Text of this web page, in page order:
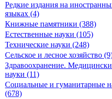
Редкие издания на
языках (4)
Книжные памятники (388)
Естественные науки (105)
Технические науки (248)
Сельское и лесное хозяйство
Здравоохранение.
науки (11)
Социальные и гуманитарные
(678)